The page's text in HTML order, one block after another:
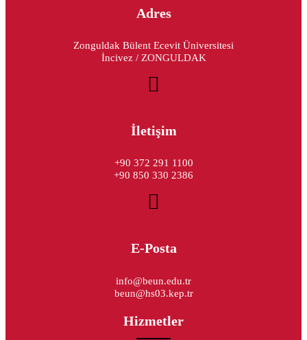
Adres
Zonguldak Bülent Ecevit Üniversitesi
İncivez / ZONGULDAK
İletişim
+90 372 291 1100
+90 850 330 2386
E-Posta
info@beun.edu.tr
beun@hs03.kep.tr
Hizmetler